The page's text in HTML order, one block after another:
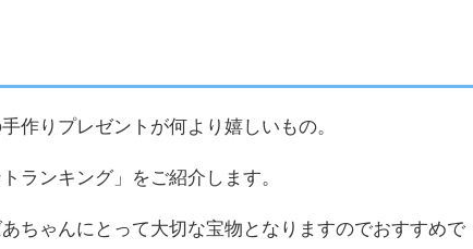
作りプレゼントが何より嬉しいもの。
ランキング」をご紹介します。
ちゃんにとって大切な宝物となりますのでおすすめで